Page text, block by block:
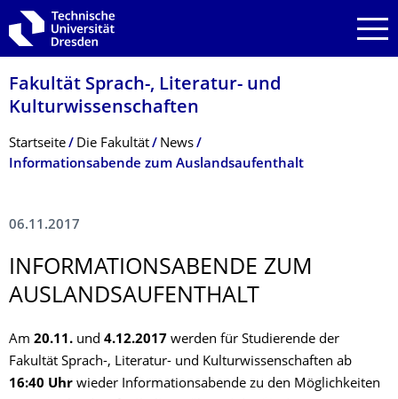
Zur Hauptnavigation springen
Zur Suche springen
Zum Inhalt springen
Fakultät Sprach-, Literatur- und
Kulturwissenschaf­ten
Breadcrumb-Menü
Startseite Die Fakultät
News
Informati­onsabende zum Auslandsauf­enthalt
06.11.2017
INFORMATI­ONSABENDE ZUM
AUSLANDSAUF­ENTHALT
Am 20.11. und 4.12.2017 werden für Studierende der
Fakultät Sprach-, Literatur- und Kulturwissenschaften ab
16:40 Uhr wieder Informationsabende zu den Möglichkeiten